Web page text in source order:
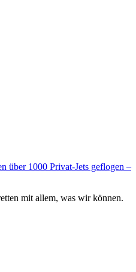
über 1000 Privat-Jets geflogen –
mit allem, was wir können.